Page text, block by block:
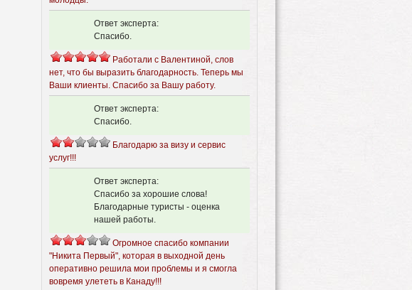
Ответ эксперта:
Спасибо.
Работали с Валентиной, слов
нет, что бы выразить благодарность. Теперь мы
Ваши клиенты. Спасибо за Вашу работу.
Ответ эксперта:
Спасибо.
Благодарю за визу и сервис
услуг!!!
Ответ эксперта:
Спасибо за хорошие слова!
Благодарные туристы - оценка
нашей работы.
Огромное спасибо компании
"Никита Первый", которая в выходной день
оперативно решила мои проблемы и я смогла
вовремя улететь в Канаду!!!